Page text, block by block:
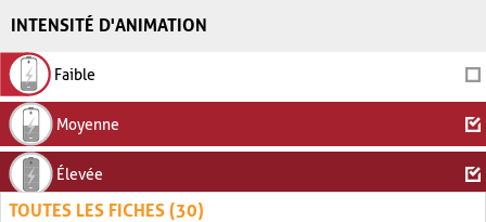
INTENSITÉ D'ANIMATION
Faible
Moyenne
Élevée
TOUTES LES FICHES (30)